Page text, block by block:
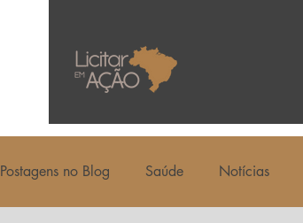
Postagens no Blog Saúde Notícias